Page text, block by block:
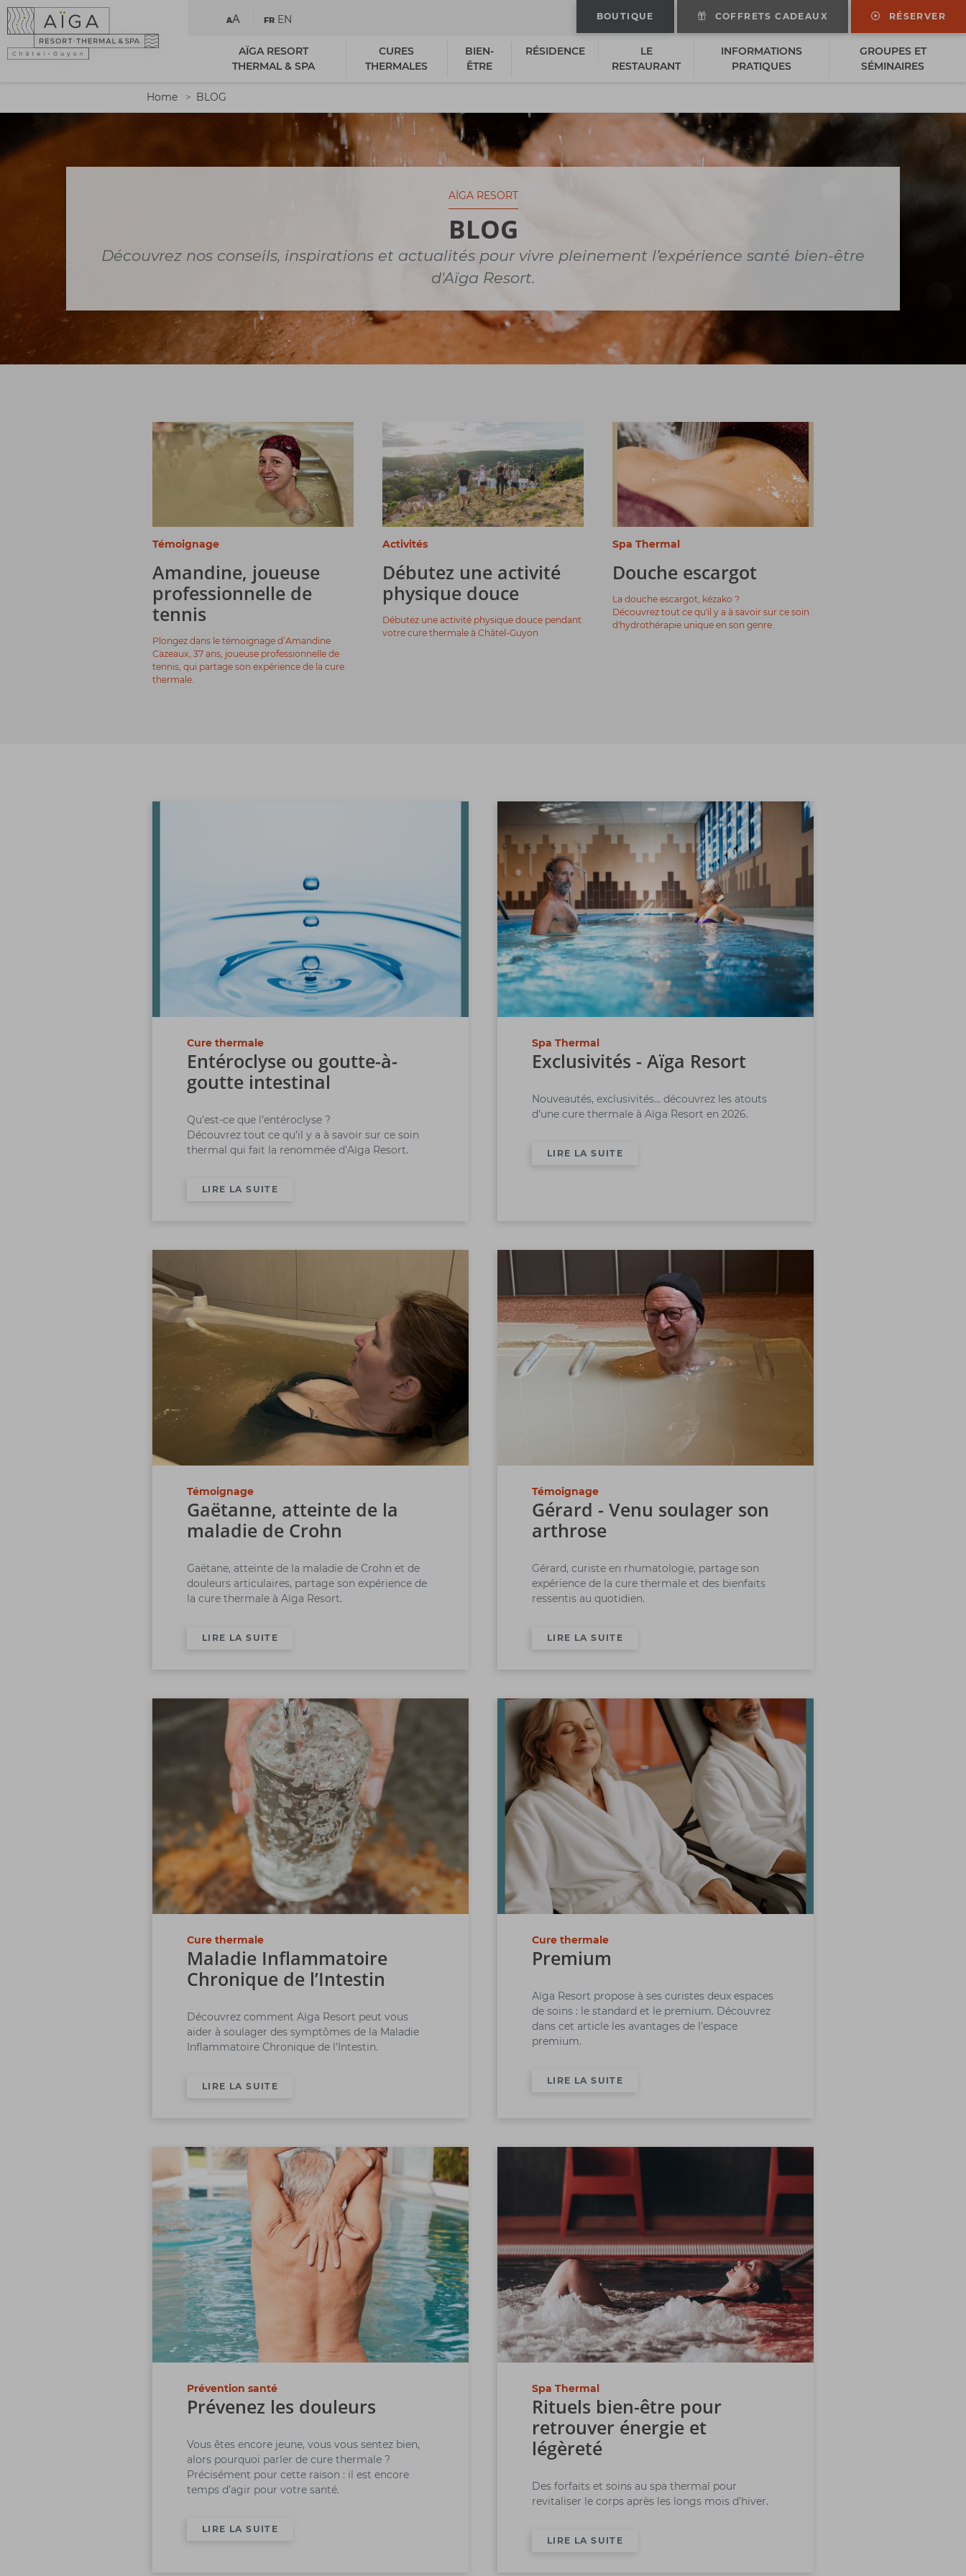
BOUTIQUE COFFRETS CADEAUX RÉSERVER
AÏGA RESORT
THERMAL & SPA
CURES
THERMALES
BIEN-
ÊTRE
RÉSIDENCE
LE
RESTAURANT
INFORMATIONS
PRATIQUES
GROUPES ET
SÉMINAIRES
AA FR EN
Home BLOG
AÏGA RESORT
BLOG
Découvrez nos conseils, inspirations et actualités pour vivre pleinement l’expérience santé bien-être
d'Aïga Resort.
Témoignage
Amandine, joueuse
professionnelle de
tennis
Plongez dans le témoignage d’Amandine
Cazeaux, 37 ans, joueuse professionnelle de
tennis, qui partage son expérience de la cure
thermale.
Activités
Débutez une activité
physique douce
Débutez une activité physique douce pendant
votre cure thermale à Châtel-Guyon
Spa Thermal
Douche escargot
La douche escargot, kézako ?
Découvrez tout ce qu'il y a à savoir sur ce soin
d'hydrothérapie unique en son genre.
Cure thermale
Entéroclyse ou goutte-à-
goutte intestinal
Qu’est-ce que l’entéroclyse ?
Découvrez tout ce qu’il y a à savoir sur ce soin
thermal qui fait la renommée d’Aïga Resort.
LIRE LA SUITE
Spa Thermal
Exclusivités - Aïga Resort
Nouveautés, exclusivités… découvrez les atouts
d’une cure thermale à Aïga Resort en 2026.
LIRE LA SUITE
Témoignage
Gaëtanne, atteinte de la
maladie de Crohn
Gaëtane, atteinte de la maladie de Crohn et de
douleurs articulaires, partage son expérience de
la cure thermale à Aïga Resort.
LIRE LA SUITE
Témoignage
Gérard - Venu soulager son
arthrose
Gérard, curiste en rhumatologie, partage son
expérience de la cure thermale et des bienfaits
ressentis au quotidien.
LIRE LA SUITE
Cure thermale
Maladie Inflammatoire
Chronique de l’Intestin
Découvrez comment Aïga Resort peut vous
aider à soulager des symptômes de la Maladie
Inflammatoire Chronique de l’Intestin.
LIRE LA SUITE
Cure thermale
Premium
Aïga Resort propose à ses curistes deux espaces
de soins : le standard et le premium. Découvrez
dans cet article les avantages de l’espace
premium.
LIRE LA SUITE
Prévention santé
Prévenez les douleurs
Vous êtes encore jeune, vous vous sentez bien,
alors pourquoi parler de cure thermale ?
Précisément pour cette raison : il est encore
temps d’agir pour votre santé.
LIRE LA SUITE
Spa Thermal
Rituels bien-être pour
retrouver énergie et
légèreté
Des forfaits et soins au spa thermal pour
revitaliser le corps après les longs mois d’hiver.
LIRE LA SUITE